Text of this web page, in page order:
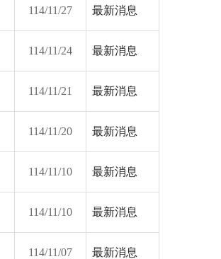
114/11/27 最新消息
114/11/24 最新消息
114/11/21 最新消息
114/11/20 最新消息
114/11/10 最新消息
114/11/10 最新消息
114/11/07 最新消息